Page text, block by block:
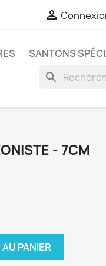

SANTONS
search
- 7CM
PANIER